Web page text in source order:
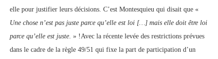
elle pour justifier leurs décisions. C’est Montesquieu qui disait que «
Une chose n’est pas juste parce qu’elle est loi […] mais elle doit être loi
parce qu’elle est juste. » !Avec la récente levée des restrictions prévues
dans le cadre de la règle 49/51 qui fixe la part de participation d’un